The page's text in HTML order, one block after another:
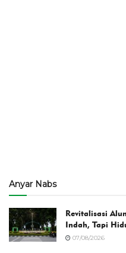
Anyar Nabs
Revitalisasi
Indah, Tapi
07/08/2026